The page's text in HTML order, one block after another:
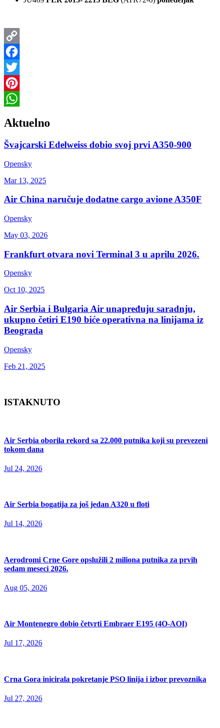
Copy
Link
Facebook
Twitter
Pinterest
Aktuelno
Švajcarski Edelweiss dobio svoj prvi A350-900
Opensky
Mar 13, 2025
Air China naručuje dodatne cargo avione A350F
Opensky
May 03, 2026
Frankfurt otvara novi Terminal 3 u aprilu 2026.
Opensky
Oct 10, 2025
Air Serbia i Bulgaria Air unapređuju saradnju,
ukupno četiri E190 biće operativna na linijama iz
Beograda
Opensky
Feb 21, 2025
ISTAKNUTO
Air Serbia oborila rekord sa 22.000 putnika koji su prevezeni
tokom dana
Jul 24, 2026
Air Serbia bogatija za još jedan A320 u floti
Jul 14, 2026
Aerodromi Crne Gore opslužili 2 miliona putnika za prvih
sedam meseci 2026.
Aug 05, 2026
Air Montenegro dobio četvrti Embraer E195 (4O-AOI)
Jul 17, 2026
Crna Gora inicirala pokretanje PSO linija i izbor prevoznika
Jul 27, 2026